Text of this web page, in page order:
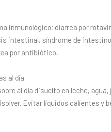
inmunológico; diarrea por
intestinal, síndrome de
por antibiótico,
al día
al día disuelto en leche,
Evitar liquidos calientes y